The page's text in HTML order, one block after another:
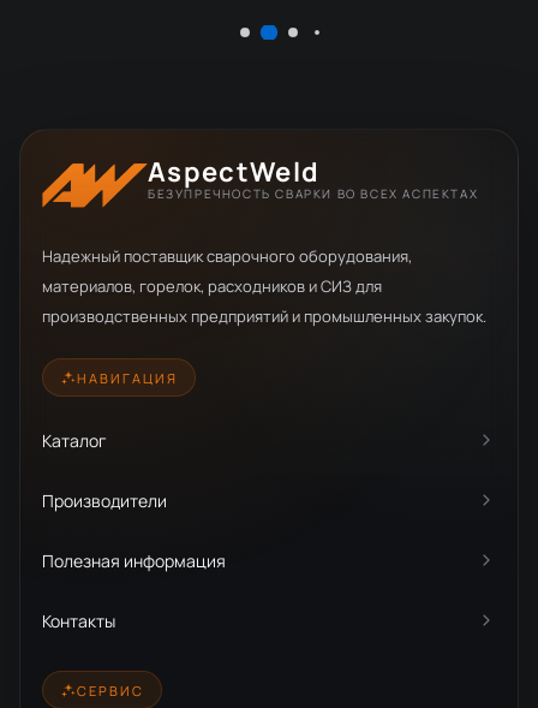
AspectWeld
БЕЗУПРЕЧНОСТЬ СВАРКИ ВО ВСЕХ АСПЕКТАХ
Надежный поставщик сварочного оборудования,
материалов, горелок, расходников и СИЗ для
производственных предприятий и промышленных закупок.
НАВИГАЦИЯ
Каталог
Производители
Полезная информация
Контакты
СЕРВИС